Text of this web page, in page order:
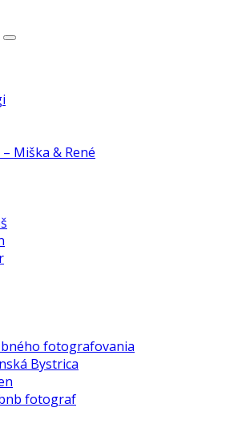
Miška & René
fotografovania
Bystrica
fotograf